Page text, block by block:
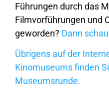
Führungen durch das
Filmvorführungen und
geworden? Dann
Übrigens auf der
Kinomuseums finden
Museumsrunde.